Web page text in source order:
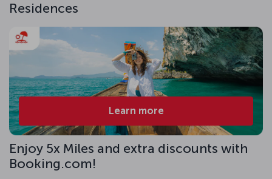
Residences
Learn more
Enjoy 5x Miles and extra discounts with
Booking.com!